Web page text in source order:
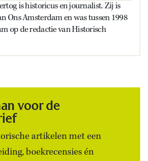
is historicus en journalist. Zij is
Ons Amsterdam en was tussen 1998
op de redactie van Historisch
voor de
artikelen met een
boekrecensies én